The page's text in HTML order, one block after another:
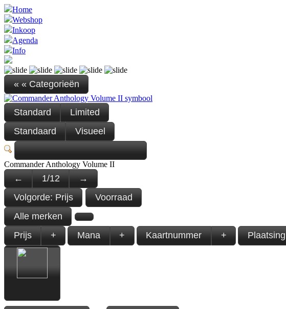
Home
Webshop
Inkoop
Agenda
Info
« « Categorieën
Standard
Limited
Standaard
Visueel
Commander Anthology Volume II
← 1/12
→
Volgorde: Prijs
Voorraad
Alle merken
Prijs
+ Mana + Kaartnummer + Plaatsing